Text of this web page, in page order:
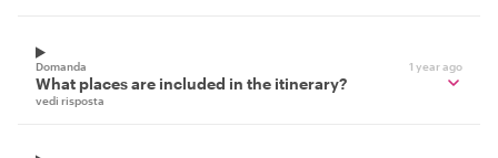
Domanda 1 year ago
What places are included in the itinerary?
vedi risposta